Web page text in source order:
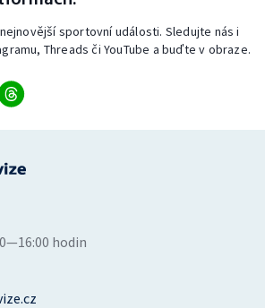
sportovní události. Sledujte nás i
Threads či YouTube a buďte v obraze.
hodin